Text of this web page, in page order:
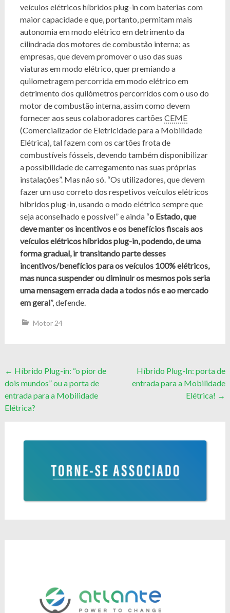
veículos elétricos híbridos plug-in com baterias com
maior capacidade e que, portanto, permitam mais
autonomia em modo elétrico em detrimento da
cilindrada dos motores de combustão interna; as
empresas, que devem promover o uso das suas
viaturas em modo elétrico, quer premiando a
quilometragem percorrida em modo elétrico em
detrimento dos quilómetros percorridos com o uso do
motor de combustão interna, assim como devem
fornecer aos seus colaboradores cartões CEME
(Comercializador de Eletricidade para a Mobilidade
Elétrica), tal fazem com os cartões frota de
combustíveis fósseis, devendo também disponibilizar
a possibilidade de carregamento nas suas próprias
instalações”. Mas não só. “Os utilizadores, que devem
fazer um uso correto dos respetivos veículos elétricos
híbridos plug-in, usando o modo elétrico sempre que
seja aconselhado e possível” e ainda “o Estado, que
deve manter os incentivos e os benefícios fiscais aos
veículos elétricos híbridos plug-in, podendo, de uma
forma gradual, ir transitando parte desses
incentivos/benefícios para os veículos 100% elétricos,
mas nunca suspender ou diminuir os mesmos pois seria
uma mensagem errada dada a todos nós e ao mercado
em geral”, defende.
Motor 24
Post
navigation
← Híbrido Plug-in: “o pior de
dois mundos” ou a porta de
entrada para a Mobilidade
Elétrica?
Híbrido Plug-In: porta de
entrada para a Mobilidade
Elétrica! →